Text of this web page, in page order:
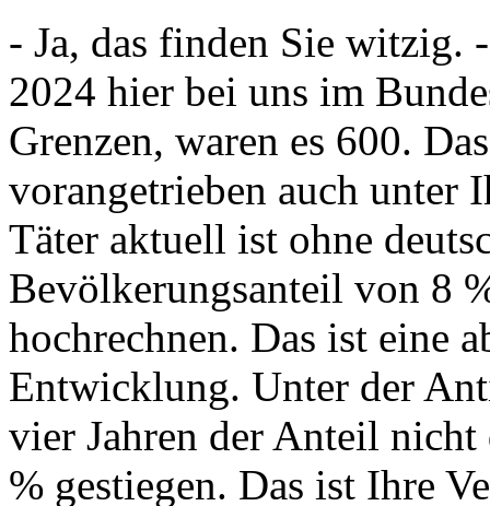
- Ja, das finden Sie witzig.
2024 hier bei uns im
Grenzen, waren es 600.
vorangetrieben auch
Täter aktuell ist ohne
Bevölkerungsanteil von 8
hochrechnen. Das ist eine
Entwicklung. Unter der
vier Jahren der Anteil nicht
% gestiegen. Das ist Ihre